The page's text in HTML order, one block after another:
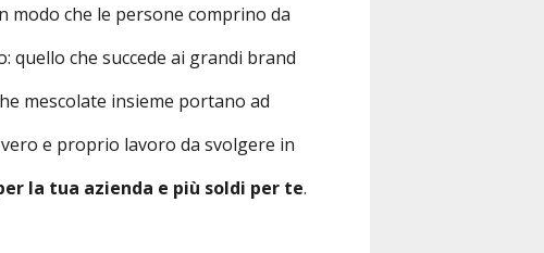
che le persone comprino da
quello che succede ai grandi brand
mescolate insieme portano ad
e proprio lavoro da svolgere in
la tua azienda e più soldi per te.